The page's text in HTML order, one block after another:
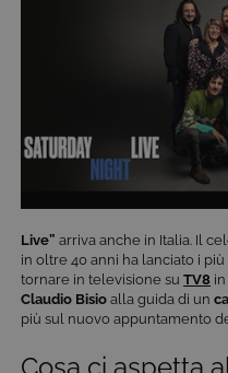
Live” arriva anche in Italia. Il
in oltre 40 anni ha lanciato i
tornare in televisione su TV8
Claudio Bisio alla guida di un
più sul nuovo appuntamento